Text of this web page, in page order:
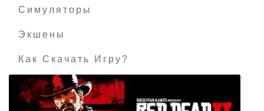
Симуляторы
Экшены
Как Скачать Игру?